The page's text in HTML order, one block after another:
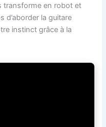
transforme en robot et
d’aborder la guitare
instinct grâce à la